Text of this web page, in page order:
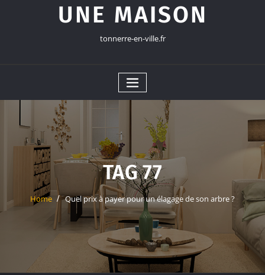
UNE MAISON
tonnerre-en-ville.fr
TAG 77
Home Quel prix à payer pour un élagage de son arbre ?